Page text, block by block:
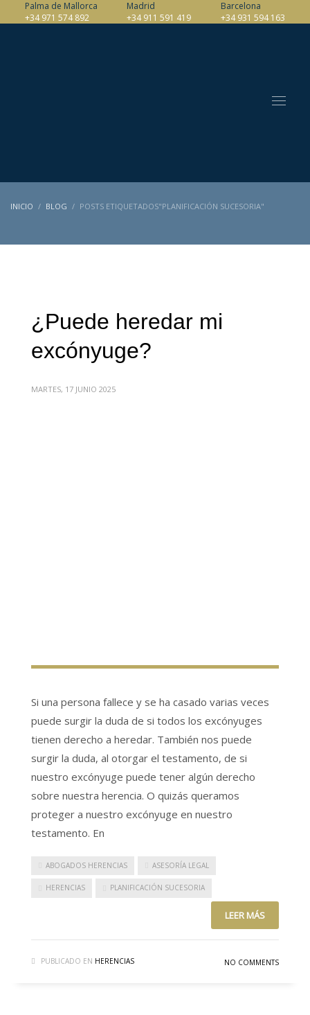
Palma de Mallorca
+34 971 574 892
Madrid
+34 911 591 419
Barcelona
+34 931 594 163
INICIO BLOG POSTS ETIQUETADOS"PLANIFICACIÓN SUCESORIA"
¿Puede heredar mi
excónyuge?
MARTES, 17 JUNIO 2025
Si una persona fallece y se ha casado varias veces
puede surgir la duda de si todos los excónyuges
tienen derecho a heredar. También nos puede
surgir la duda, al otorgar el testamento, de si
nuestro excónyuge puede tener algún derecho
sobre nuestra herencia. O quizás queramos
proteger a nuestro excónyuge en nuestro
testamento. En
ABOGADOS HERENCIAS ASESORÍA LEGAL
HERENCIAS PLANIFICACIÓN SUCESORIA
LEER MÁS
PUBLICADO EN HERENCIAS NO COMMENTS